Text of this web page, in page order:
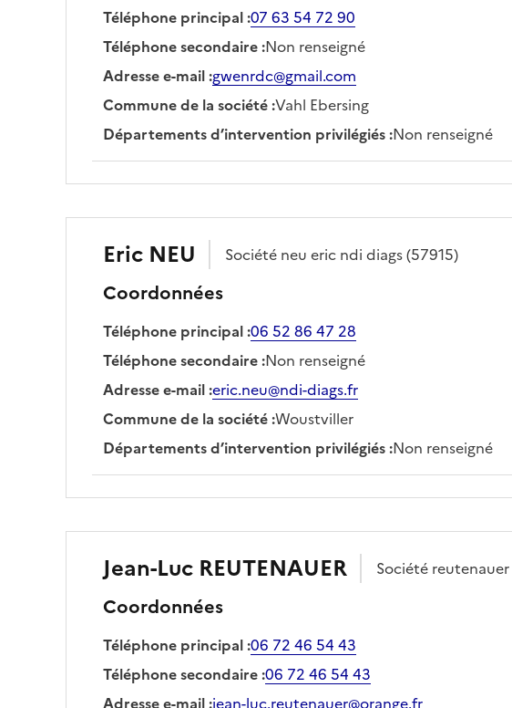
Téléphone principal:07 63 54 72 90
Téléphone secondaire:Non renseigné
Adresse e-mail:gwenrdc@gmail.com
Commune de la société:Vahl Ebersing
Départements d’intervention privilégiés:Non renseigné
Eric NEU Société neu eric ndi diags(57915)
Coordonnées
Téléphone principal:06 52 86 47 28
Téléphone secondaire:Non renseigné
Adresse e-mail:eric.neu@ndi-diags.fr
Commune de la société:Woustviller
Départements d’intervention privilégiés:Non renseigné
Jean-Luc REUTENAUER Société reutenauer
Coordonnées
Téléphone principal:06 72 46 54 43
Téléphone secondaire:06 72 46 54 43
Adresse e-mail:jean-luc.reutenauer@orange.fr